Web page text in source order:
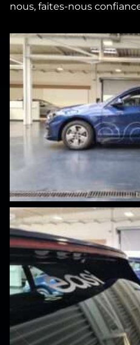
nous, faites-nous